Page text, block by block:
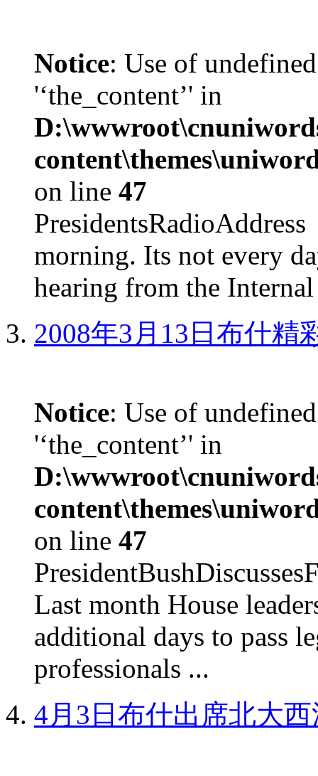
Notice: Use of
'‘the_content’' in
on line 47
morning. Its not every
hearing from the
2008年3月13日布什精
Notice: Use of
'‘the_content’' in
on line 47
Last month House
additional days to pass
professionals ...
4月3日布什出席北大